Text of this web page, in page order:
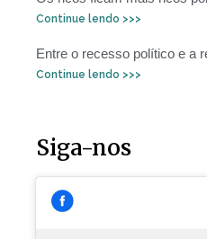
Continue lendo >>>
Entre o recesso político e a
Continue lendo >>>
Siga-nos